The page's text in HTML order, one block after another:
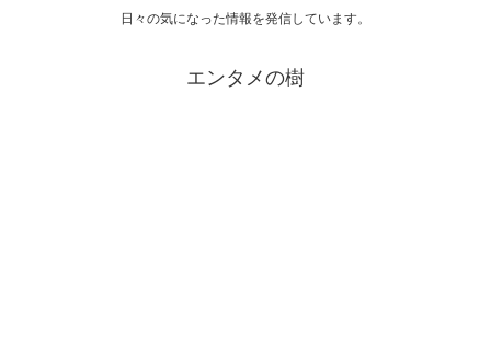
日々の気になった情報を発信しています。
エンタメの樹